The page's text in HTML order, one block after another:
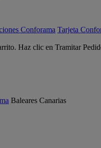
Conforama Tarjeta
Haz clic en Tramitar
Baleares Canarias